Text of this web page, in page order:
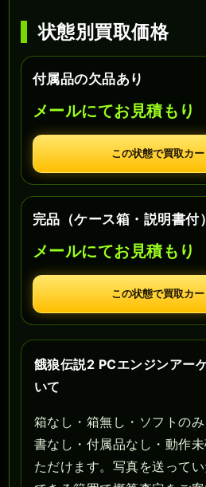
状態別買取価格
付属品の欠品あり
メールにてお見積もり
この状態で買取カ
完品（ケース箱・説明書付）
メールにてお見積もり
この状態で買取カ
餓狼伝説2 PCエンジンアー
いて
箱なし・箱無し・ソフトの
書なし・付属品なし・動作
ただけます。写真を送って